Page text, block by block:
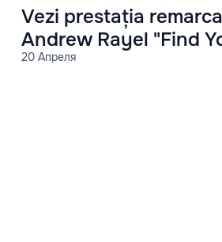
20 Апреля
Vezi prestația
Andrew Rayel "Find
Harmony #350"